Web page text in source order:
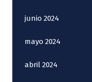
junio 2024
mayo 2024
abril 2024